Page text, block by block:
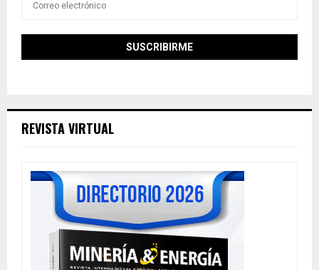
REVISTA VIRTUAL